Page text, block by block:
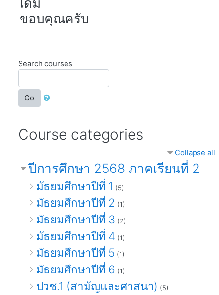
เดิม
ขอบคุณครับ
Search courses
Go
Course categories
Collapse all
ปีการศึกษา 2568 ภาคเรียนที่ 2
มัธยมศึกษาปีที่ 1 (5)
มัธยมศึกษาปีที่ 2 (1)
มัธยมศึกษาปีที่ 3 (2)
มัธยมศึกษาปีที่ 4 (1)
มัธยมศึกษาปีที่ 5 (1)
มัธยมศึกษาปีที่ 6 (1)
ปวช.1 (สามัญและศาสนา) (5)